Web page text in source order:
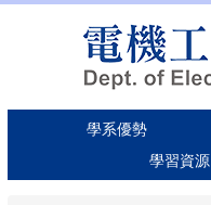
內
學系優勢
學習資源